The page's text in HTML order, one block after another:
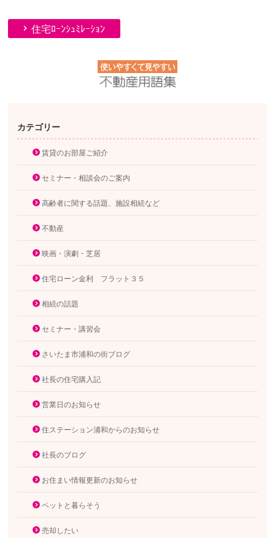
住宅ﾛｰﾝｼｭﾐﾚｰｼｮﾝ
カテゴリー
賃貸のお部屋ご紹介
セミナー・相談会のご案内
高齢者に関する話題、施設相続など
不動産
映画・演劇・芝居
住宅ローン金利 フラット３５
相続の話題
セミナー・講習会
さいたま市浦和の街ブログ
社長の住宅購入記
営業日のお知らせ
住ステーション浦和からのお知らせ
社長のブログ
お住まい情報更新のお知らせ
ペットと暮らそう
売却したい